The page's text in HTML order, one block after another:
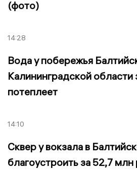
(фото)
14:28
Вода у побережья
Калининградской области
потеплеет
14:10
Сквер у вокзала в
благоустроить за 52,7